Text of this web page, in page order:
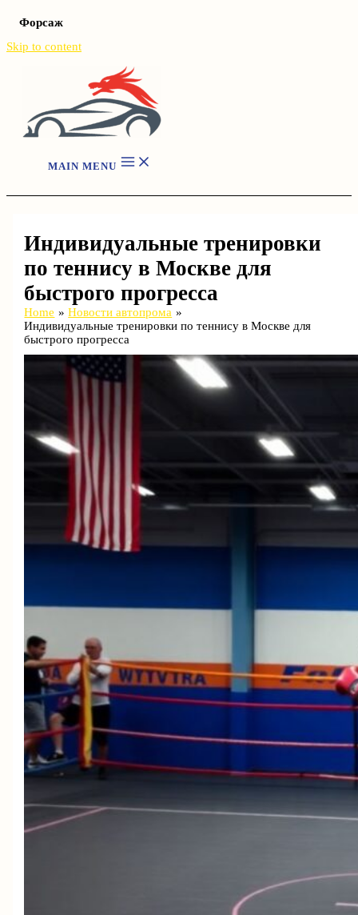
Форсаж
Skip to content
MAIN MENU
Индивидуальные тренировки
по теннису в Москве для
быстрого прогресса
Home
Новости автопрома
Индивидуальные тренировки по теннису в Москве для
быстрого прогресса